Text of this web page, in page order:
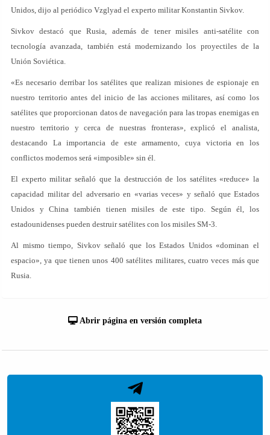
Unidos, dijo al periódico Vzglyad el experto militar Konstantin Sivkov.
Sivkov destacó que Rusia, además de tener misiles anti-satélite con
tecnología avanzada, también está modernizando los proyectiles de la
Unión Soviética.
«Es necesario derribar los satélites que realizan misiones de espionaje en
nuestro territorio antes del inicio de las acciones militares, así como los
satélites que proporcionan datos de navegación para las tropas enemigas en
nuestro territorio y cerca de nuestras fronteras», explicó el analista,
destacando La importancia de este armamento, cuya victoria en los
conflictos modernos será «imposible» sin él.
El experto militar señaló que la destrucción de los satélites «reduce» la
capacidad militar del adversario en «varias veces» y señaló que Estados
Unidos y China también tienen misiles de este tipo. Según él, los
estadounidenses pueden destruir satélites con los misiles SM-3.
Al mismo tiempo, Sivkov señaló que los Estados Unidos «dominan el
espacio», ya que tienen unos 400 satélites militares, cuatro veces más que
Rusia.
Abrir página en versión completa